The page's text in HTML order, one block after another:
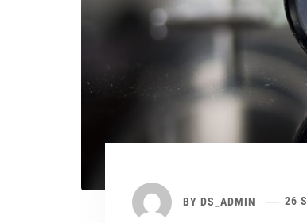
BY DS_ADMIN 26